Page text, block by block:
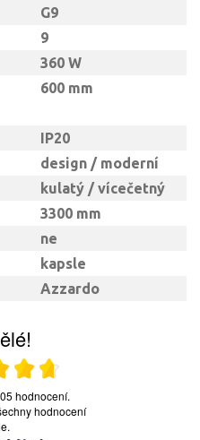
G9
9
360 W
600 mm
IP20
design / moderní
kulatý / vícečetný
3300 mm
ne
kapsle
Azzardo